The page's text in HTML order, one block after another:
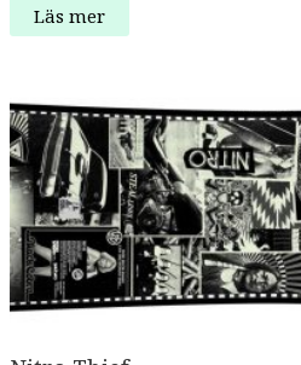
Pumas
ägare
Läs mer